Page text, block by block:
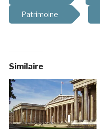
Patrimoine
Similaire